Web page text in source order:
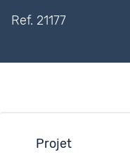
Ref. 21177
Projet